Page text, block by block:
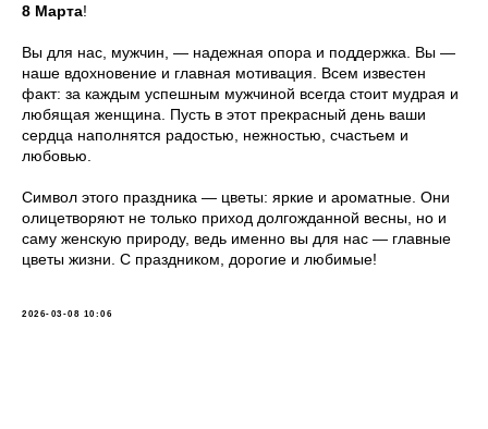
8 Марта!
Вы для нас, мужчин, — надежная опора и поддержка. Вы —
наше вдохновение и главная мотивация. Всем известен
факт: за каждым успешным мужчиной всегда стоит мудрая и
любящая женщина. Пусть в этот прекрасный день ваши
сердца наполнятся радостью, нежностью, счастьем и
любовью.
Символ этого праздника — цветы: яркие и ароматные. Они
олицетворяют не только приход долгожданной весны, но и
саму женскую природу, ведь именно вы для нас — главные
цветы жизни. С праздником, дорогие и любимые!
2026-03-08 10:06